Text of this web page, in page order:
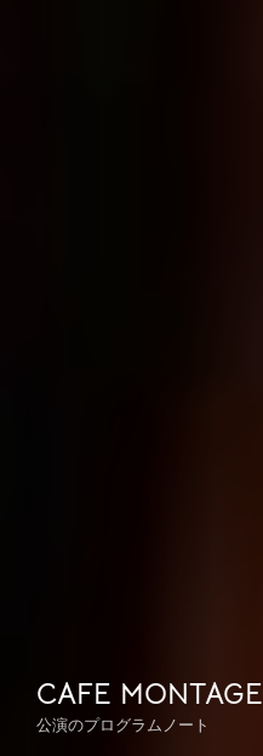
CAFE MONTAGE
公演のプログラムノート